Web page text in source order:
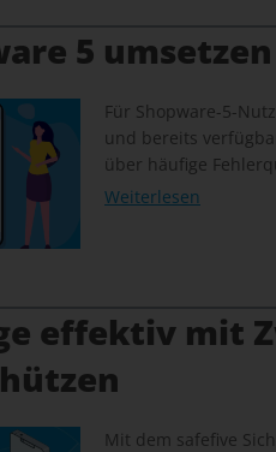
5 umsetzen
Für Shopware-5-
und bereits
über häufige
Weiterlesen
effektiv mit
Mit dem safefive